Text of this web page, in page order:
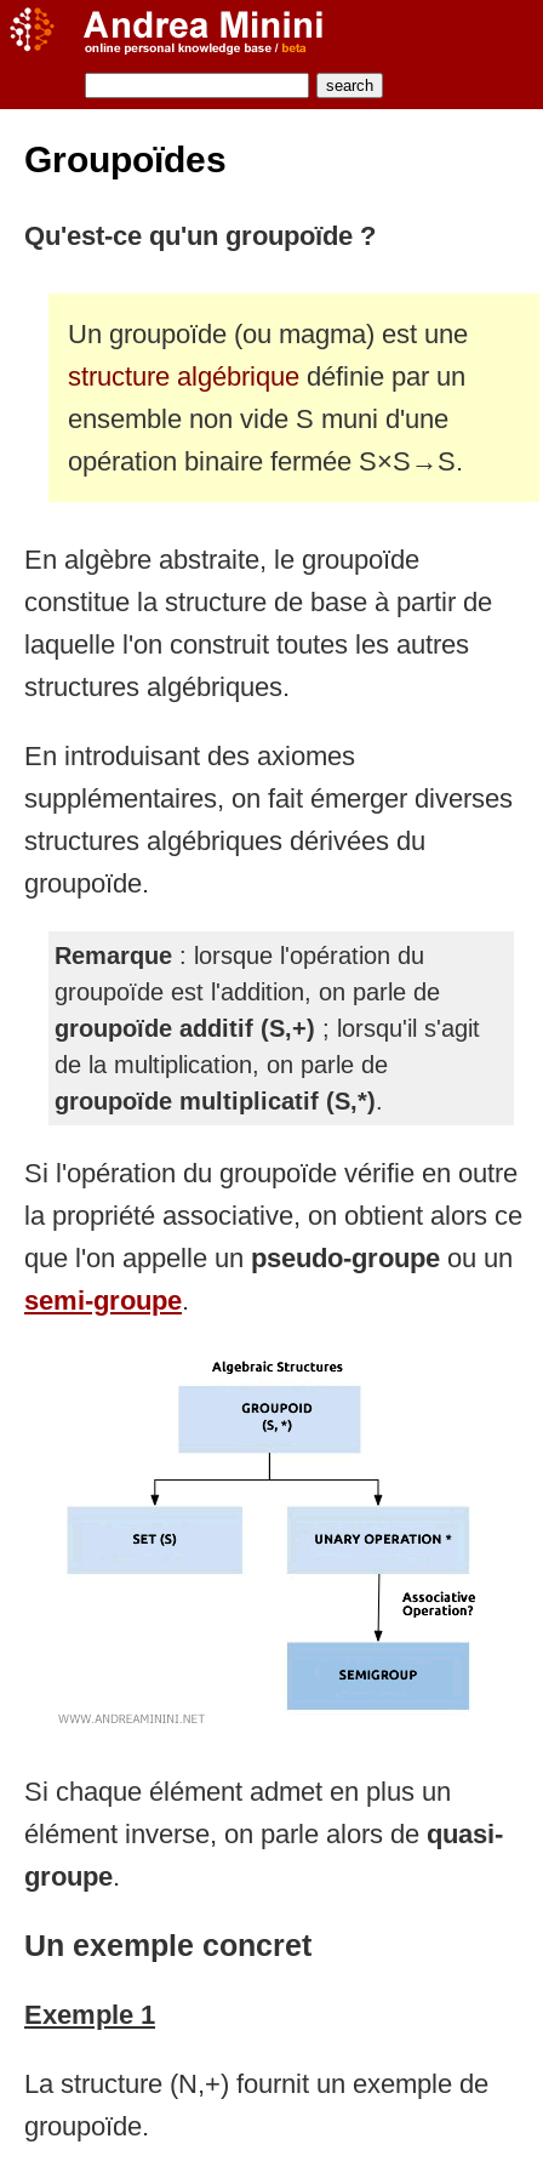
Groupoïdes
Qu'est-ce qu'un groupoïde ?
Un groupoïde (ou magma) est une
structure algébrique définie par un
ensemble non vide S muni d'une
opération binaire fermée S×S→S.
En algèbre abstraite, le groupoïde
constitue la structure de base à partir de
laquelle l'on construit toutes les autres
structures algébriques.
En introduisant des axiomes
supplémentaires, on fait émerger diverses
structures algébriques dérivées du
groupoïde.
Remarque : lorsque l'opération du
groupoïde est l'addition, on parle de
groupoïde additif (S,+) ; lorsqu'il s'agit
de la multiplication, on parle de
groupoïde multiplicatif (S,*).
Si l'opération du groupoïde vérifie en outre
la propriété associative, on obtient alors ce
que l'on appelle un pseudo-groupe ou un
semi-groupe.
Si chaque élément admet en plus un
élément inverse, on parle alors de quasi-
groupe.
Un exemple concret
Exemple 1
La structure (N,+) fournit un exemple de
groupoïde.